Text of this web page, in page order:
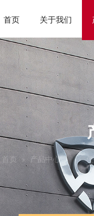
首页 关于我们
首页 产品中心